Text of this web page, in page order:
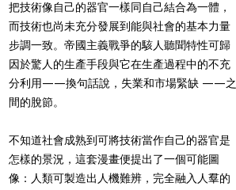
把技術像自己的器官一樣同自己結合為一體，
而技術也尚未充分發展到能與社會的基本力量
步調一致。帝國主義戰爭的駭人聽聞特性可歸
因於驚人的生產手段與它在生產過程中的不充
分利用——換句話說，失業和市場緊缺 ——之
間的脫節。
不知道社會成熟到可將技術當作自己的器官是
怎樣的景況，這套漫畫便提出了一個可能圖
像：人類可製造出人機難辨，完全融入人羣的